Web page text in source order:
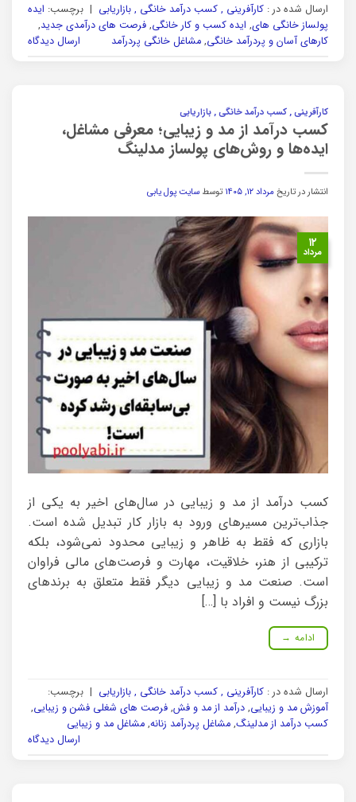
ارسال شده در : کارآفرینی , کسب درآمد خانگی , بازاریابی | برچسب: ایده
پولساز خانگی های, ایده کسب و کار خانگی, فرصت های درآمدی جدید,
کارهای آسان و پردرآمد خانگی, مشاغل خانگی پردرآمد ارسال دیدگاه
کارآفرینی , کسب درآمد خانگی , بازاریابی
کسب درآمد از مد و زیبایی؛ معرفی مشاغل،
ایده‌ها و روش‌های پولساز مدلینگ
انتشار در تاریخ مرداد ۱۲, ۱۴۰۵ توسط سایت پول یابی
۱۲
مرداد
کسب درآمد از مد و زیبایی در سال‌های اخیر به یکی از
جذاب‌ترین مسیرهای ورود به بازار کار تبدیل شده است.
بازاری که فقط به ظاهر و زیبایی محدود نمی‌شود، بلکه
ترکیبی از هنر، خلاقیت، مهارت و فرصت‌های مالی فراوان
است. صنعت مد و زیبایی دیگر فقط متعلق به برندهای
بزرگ نیست و افراد با […]
ادامه →
ارسال شده در : کارآفرینی , کسب درآمد خانگی , بازاریابی | برچسب:
آموزش مد و زیبایی, درآمد از مد و فش, فرصت های شغلی فشن و زیبایی,
کسب درآمد از مدلینگ, مشاغل پردرآمد زنانه, مشاغل مد و زیبایی
ارسال دیدگاه